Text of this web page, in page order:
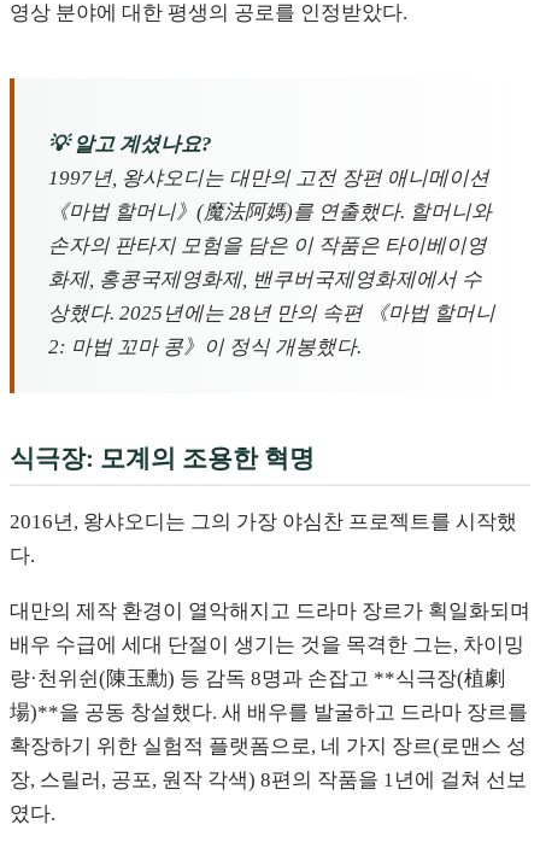
영상 분야에 대한 평생의 공로를 인정받았다.
💡 알고 계셨나요?
1997년, 왕샤오디는 대만의 고전 장편 애니메이션
《마법 할머니》(魔法阿媽)를 연출했다. 할머니와
손자의 판타지 모험을 담은 이 작품은 타이베이영
화제, 홍콩국제영화제, 밴쿠버국제영화제에서 수
상했다. 2025년에는 28년 만의 속편 《마법 할머니
2: 마법 꼬마 콩》이 정식 개봉했다.
식극장: 모계의 조용한 혁명
2016년, 왕샤오디는 그의 가장 야심찬 프로젝트를 시작했
다.
대만의 제작 환경이 열악해지고 드라마 장르가 획일화되며
배우 수급에 세대 단절이 생기는 것을 목격한 그는, 차이밍
량·천위쉰(陳玉勳) 등 감독 8명과 손잡고 **식극장(植劇
場)**을 공동 창설했다. 새 배우를 발굴하고 드라마 장르를
확장하기 위한 실험적 플랫폼으로, 네 가지 장르(로맨스 성
장, 스릴러, 공포, 원작 각색) 8편의 작품을 1년에 걸쳐 선보
였다.